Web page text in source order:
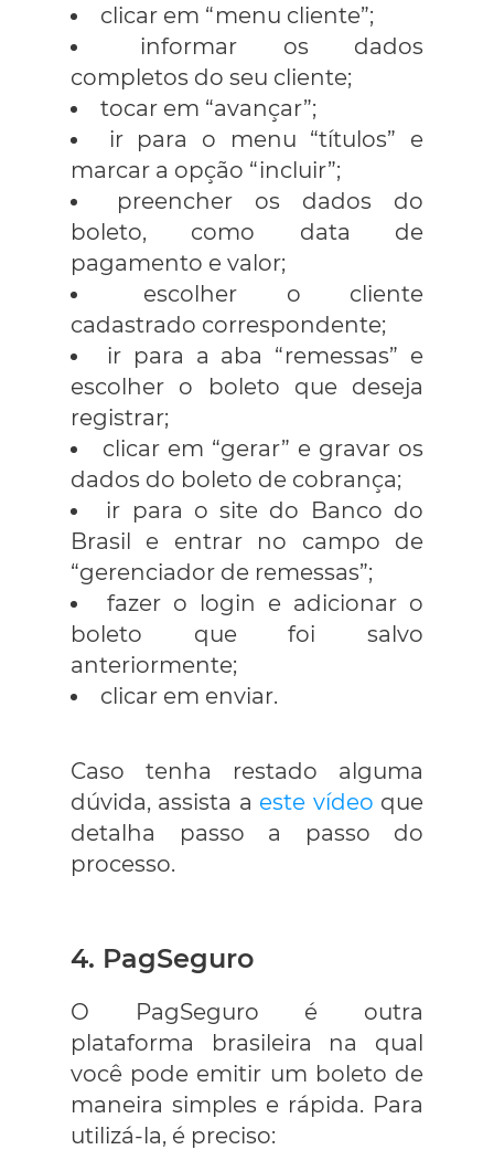
clicar em “menu cliente”;
informar os dados
completos do seu cliente;
tocar em “avançar”;
ir para o menu “títulos” e
marcar a opção “incluir”;
preencher os dados do
boleto, como data de
pagamento e valor;
escolher o cliente
cadastrado correspondente;
ir para a aba “remessas” e
escolher o boleto que deseja
registrar;
clicar em “gerar” e gravar os
dados do boleto de cobrança;
ir para o site do Banco do
Brasil e entrar no campo de
“gerenciador de remessas”;
fazer o login e adicionar o
boleto que foi salvo
anteriormente;
clicar em enviar.
Caso tenha restado alguma
dúvida, assista a este vídeo que
detalha passo a passo do
processo.
4. PagSeguro
O PagSeguro é outra
plataforma brasileira na qual
você pode emitir um boleto de
maneira simples e rápida. Para
utilizá-la, é preciso: